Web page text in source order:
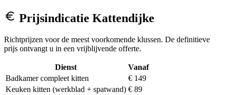
Prijsindicatie Kattendijke
Richtprijzen voor de meest voorkomende klussen. De definitieve
prijs ontvangt u in een vrijblijvende offerte.
Dienst
Vanaf
Badkamer compleet kitten
€ 149
Keuken kitten (werkblad + spatwand) € 89